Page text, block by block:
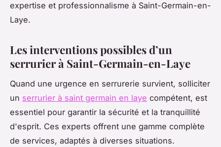
expertise et professionnalisme à Saint-Germain-en-
Laye.
Les interventions possibles d’un
serrurier à Saint-Germain-en-Laye
Quand une urgence en serrurerie survient, solliciter
un serrurier à saint germain en laye compétent, est
essentiel pour garantir la sécurité et la tranquillité
d'esprit. Ces experts offrent une gamme complète
de services, adaptés à diverses situations.